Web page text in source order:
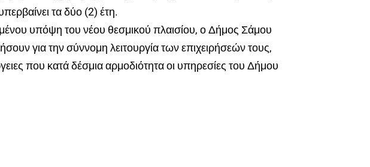
τα δύο (2) έτη.
υπόψη του νέου θεσμικού πλαισίου, ο Δήμος Σάμου
για την σύννομη λειτουργία των επιχειρήσεών τους,
που κατά δέσμια αρμοδιότητα οι υπηρεσίες του Δήμου